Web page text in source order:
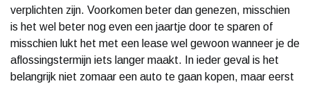
verplichten zijn. Voorkomen beter dan genezen, misschien
is het wel beter nog even een jaartje door te sparen of
misschien lukt het met een lease wel gewoon wanneer je de
aflossingstermijn iets langer maakt. In ieder geval is het
belangrijk niet zomaar een auto te gaan kopen, maar eerst